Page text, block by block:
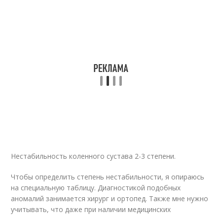
Нестабильность коленного сустава 2-3 степени.
Чтобы определить степень нестабильности, я опираюсь
на специальную таблицу. Диагностикой подобных
аномалий занимается хирург и ортопед. Также мне нужно
учитывать, что даже при наличии медицинских